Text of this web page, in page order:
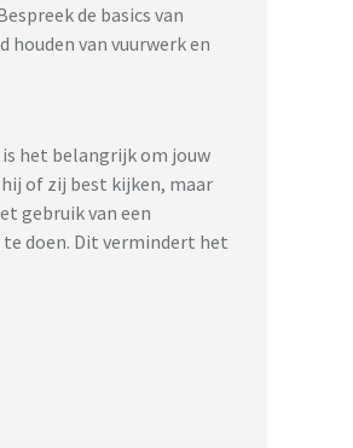
de basics van
houden van vuurwerk en
het belangrijk om jouw
of zij best kijken, maar
gebruik van een
doen. Dit vermindert het